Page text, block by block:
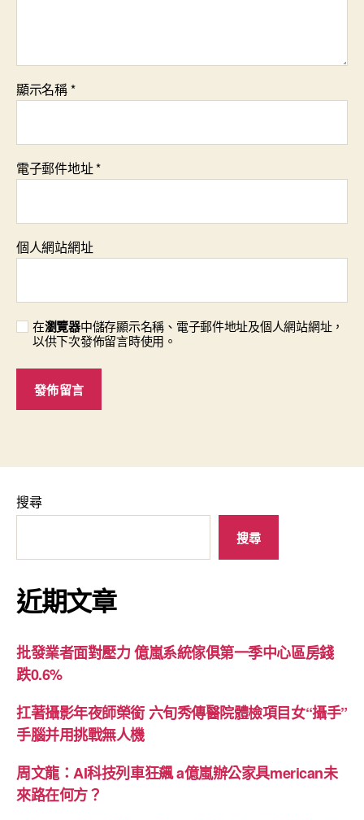
顯示名稱*
電子郵件地址*
個人網站網址
在瀏覽器中儲存顯示名稱、電子郵件地址及個人網站網址，
以供下次發佈留言時使用。
搜尋
搜尋
近期文章
批發業者面對壓力 億嵐系統傢俱第一季中心區房錢
跌0.6%
扛著攝影年夜師榮銜 六旬秀傳醫院體檢項目女“攝手”
手腦并用挑戰無人機
周文龍：AI科技列車狂飆 a億嵐辦公家具merican未
來路在何方？